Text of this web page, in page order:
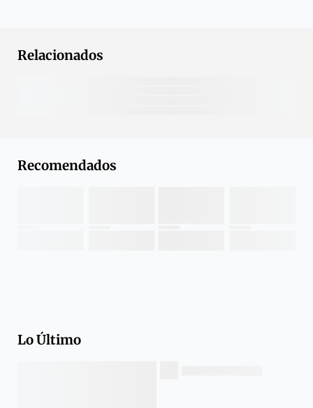
Relacionados
Recomendados
Lo Último